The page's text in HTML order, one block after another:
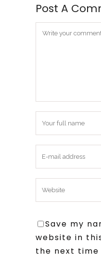
Post A
Save my
website in
the next time